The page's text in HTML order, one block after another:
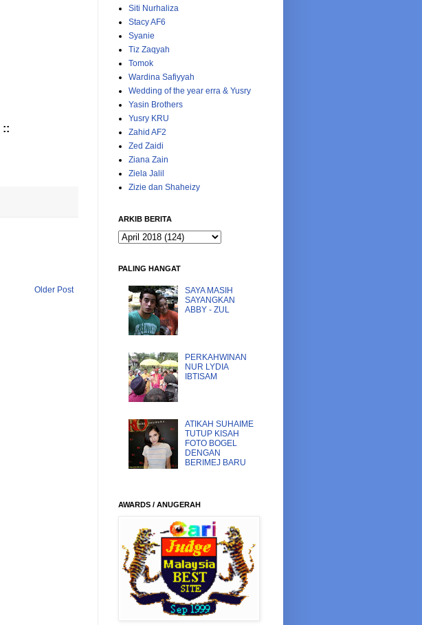
::
Older Post
Siti Nurhaliza
Stacy AF6
Syanie
Tiz Zaqyah
Tomok
Wardina Safiyyah
Wedding of the year erra & Yusry
Yasin Brothers
Yusry KRU
Zahid AF2
Zed Zaidi
Ziana Zain
Ziela Jalil
Zizie dan Shaheizy
ARKIB BERITA
PALING HANGAT
SAYA MASIH
SAYANGKAN
ABBY - ZUL
PERKAHWINAN
NUR LYDIA
IBTISAM
ATIKAH SUHAIME
TUTUP KISAH
FOTO BOGEL
DENGAN
BERIMEJ BARU
AWARDS / ANUGERAH